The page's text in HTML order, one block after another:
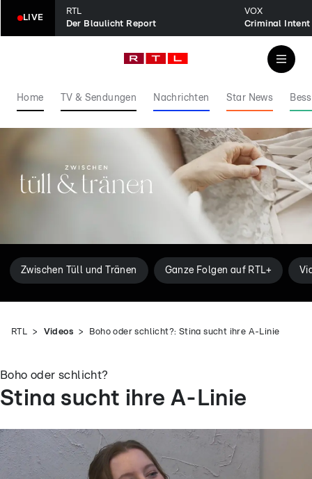
LIVE
RTL
Der Blaulicht Report
VOX
Home TV & Sendungen Nachrichten Star News
Zwischen Tüll und Tränen Ganze Folgen auf RTL+
RTL Videos Boho oder schlicht?: Stina sucht ihre A-Linie
Boho oder schlicht?
Stina sucht ihre A-Linie